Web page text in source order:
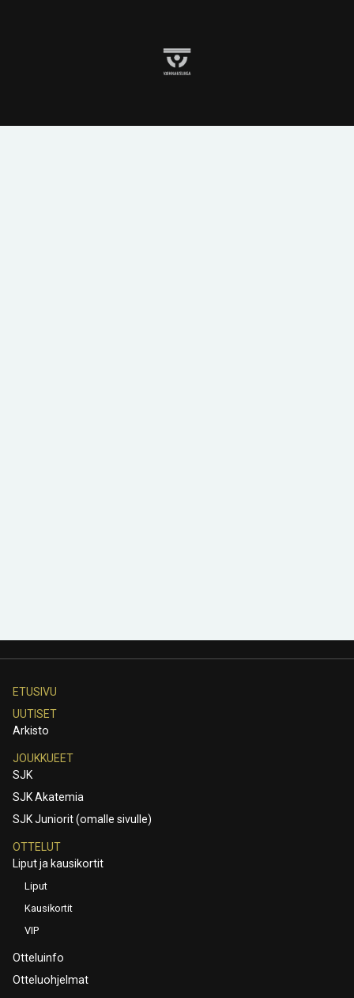
ETUSIVU
UUTISET
Arkisto
JOUKKUEET
SJK
SJK Akatemia
SJK Juniorit (omalle sivulle)
OTTELUT
Liput ja kausikortit
Liput
Kausikortit
VIP
Otteluinfo
Otteluohjelmat